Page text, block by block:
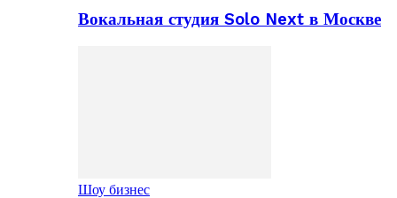
Вокальная студия Solo Next в Москве
Шоу бизнес